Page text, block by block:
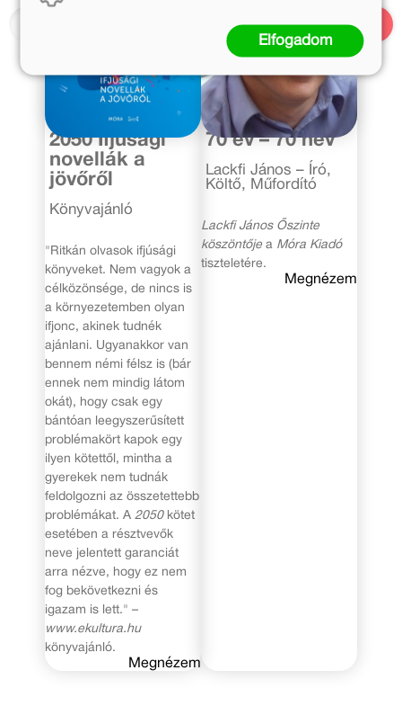
2020. május 22.
2050 Ifjúsági
novellák a
jövőről
Könyvajánló
"Ritkán olvasok ifjúsági
könyveket. Nem vagyok a
célközönsége, de nincs is
a környezetemben olyan
ifjonc, akinek tudnék
ajánlani. Ugyanakkor van
bennem némi félsz is (bár
ennek nem mindig látom
okát), hogy csak egy
bántóan leegyszerűsített
problémakört kapok egy
ilyen kötettől, mintha a
gyerekek nem tudnák
feldolgozni az összetettebb
problémákat. A 2050kötet
esetében a résztvevők
neve jelentett garanciát
arra nézve, hogy ez nem
fog bekövetkezni és
igazam is lett." –
www.ekultura.hu
könyvajánló.
Megnézem
2020. május 4.
70 év – 70 név
Lackfi János – Író,
Költő, Műfordító
Lackfi János Őszinte
köszöntője a Móra Kiadó
tiszteletére.
Megnézem
Elfogadom